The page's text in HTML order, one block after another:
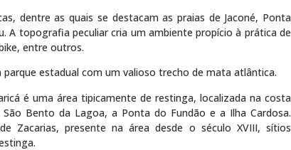
dentre as quais se destacam as praias de Jaconé, Ponta
A topografia peculiar cria um ambiente propício à prática de
entre outros.
estadual com um valioso trecho de mata atlântica.
é uma área tipicamente de restinga, localizada na costa
Bento da Lagoa, a Ponta do Fundão e a Ilha Cardosa.
Zacarias, presente na área desde o século XVIII, sítios